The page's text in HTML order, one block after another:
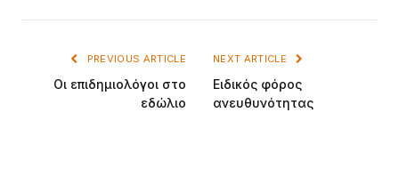
PREVIOUS ARTICLE
Οι επιδημιολόγοι στο
εδώλιο
NEXT ARTICLE
Ειδικός φόρος
ανευθυνότητας